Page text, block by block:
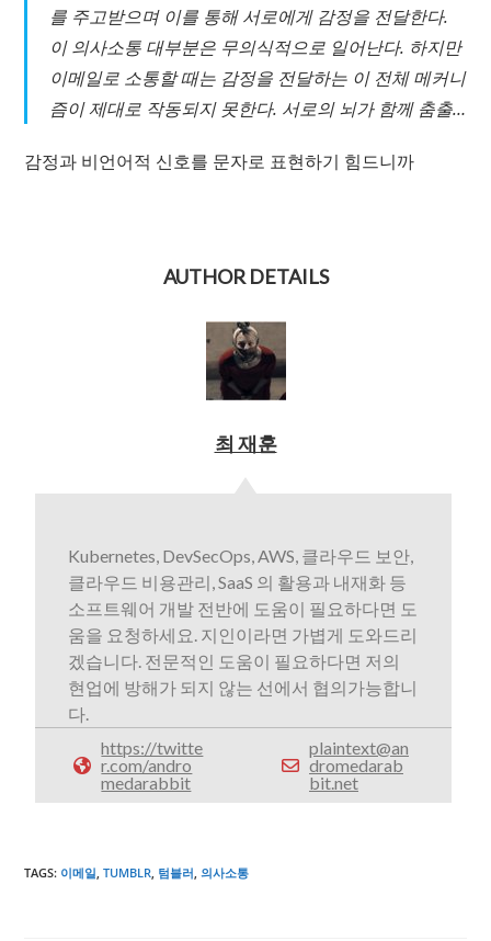
를 주고받으며 이를 통해 서로에게 감정을 전달한다.
이 의사소통 대부분은 무의식적으로 일어난다. 하지만
이메일로 소통할 때는 감정을 전달하는 이 전체 메커니
즘이 제대로 작동되지 못한다. 서로의 뇌가 함께 춤출…
감정과 비언어적 신호를 문자로 표현하기 힘드니까
AUTHOR DETAILS
최 재훈
Kubernetes, DevSecOps, AWS, 클라우드 보안,
클라우드 비용관리, SaaS 의 활용과 내재화 등
소프트웨어 개발 전반에 도움이 필요하다면 도
움을 요청하세요. 지인이라면 가볍게 도와드리
겠습니다. 전문적인 도움이 필요하다면 저의
현업에 방해가 되지 않는 선에서 협의가능합니
다.
https://twitte
r.com/andro
medarabbit
plaintext@an
dromedarab
bit.net
TAGS: 이메일, TUMBLR, 텀블러, 의사소통